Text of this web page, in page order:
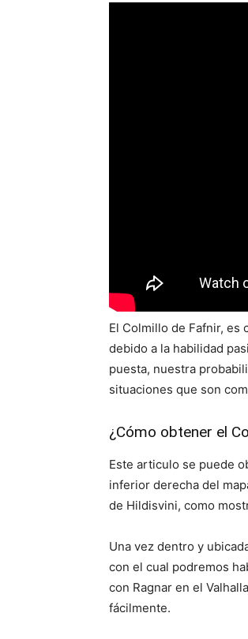
El Colmillo de Fafnir, es
debido a la habilidad
puesta, nuestra
situaciones que son
¿Cómo obtener el
Este articulo se puede
inferior derecha del
de Hildisvini, como
Una vez dentro y
con el cual podremos
con Ragnar en el
fácilmente.